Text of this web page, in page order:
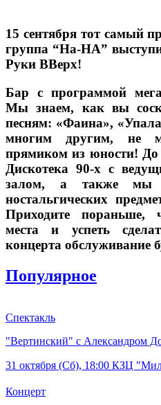
15 сентября тот самый
группа “На-НА”
Руки ВВерх!
Бар с программой
Мы знаем, как вы
песням: «Фаина»,
многим другим, не
прямиком из юности! До
Дискотека 90-х с
залом, а также мы
ностальгических
Приходите пораньше,
места и успеть
концерта обслуживание
Популярное
Спектакль
"Вертинский" с Александром
31 октября (Сб), 18:00 КЗЦ
Концерт